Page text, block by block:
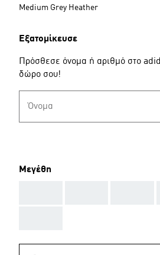
Medium Grey Heather
Εξατομίκευσε
Πρόσθεσε όνομα ή αριθμό στο
δώρο σου!
Όνομα
Μεγέθη